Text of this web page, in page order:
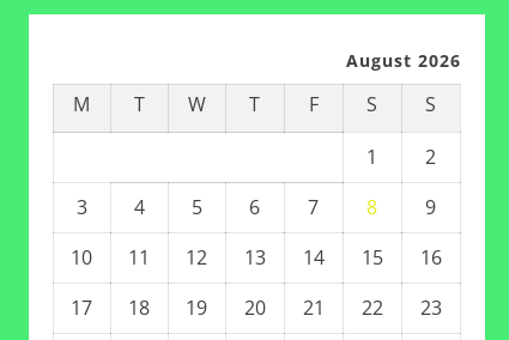
August 2026
M T W T F S
S
1
2
3
4 5 6 7 8
9
10
11 12 13 14 15
16
17
18 19 20 21 22
23